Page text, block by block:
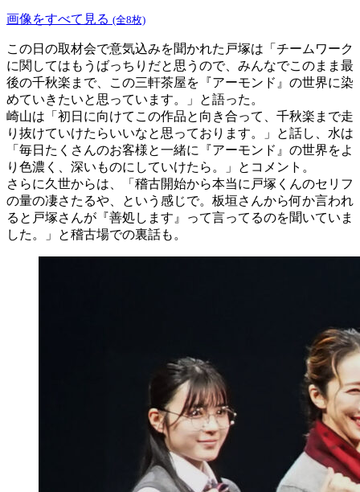
画像をすべて見る (全8枚)
この日の取材会で意気込みを聞かれた戸塚は「チームワーク
に関してはもうばっちりだと思うので、みんなでこのまま最
後の千秋楽まで、この三軒茶屋を『アーモンド』の世界に染
めていきたいと思っています。」と語った。
崎山は「初日に向けてこの作品と向き合って、千秋楽まで走
り抜けていけたらいいなと思っております。」と話し、水は
「毎日たくさんのお客様と一緒に『アーモンド』の世界をよ
り色濃く、深いものにしていけたら。」とコメント。
さらに久世からは、「稽古開始から本当に戸塚くんのセリフ
の量の凄さたるや、という感じで。板垣さんから何か言われ
ると戸塚さんが『善処します』って言ってるのを聞いていま
した。」と稽古場での裏話も。